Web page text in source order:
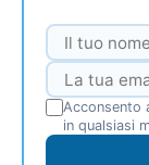
Acconsento
in qualsiasi